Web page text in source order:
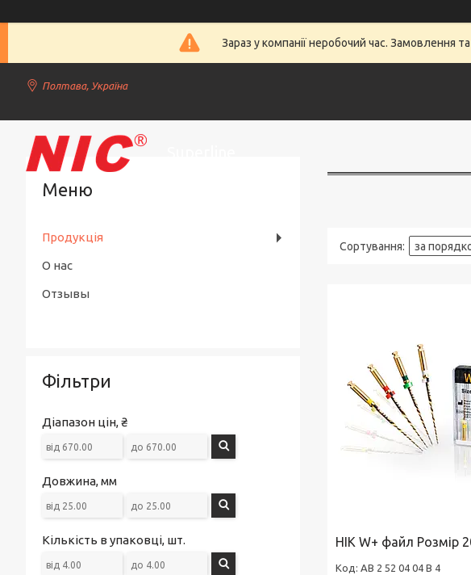
Зараз у компанії неробочий час. Замовлення
Полтава, Україна
НІК W+ файл Розмір
AB 2 52 04 04 B 4
Продукція
О нас
Отзывы
Фільтри
Діапазон цін, ₴
Довжина, мм
Кількість в упаковці, шт.